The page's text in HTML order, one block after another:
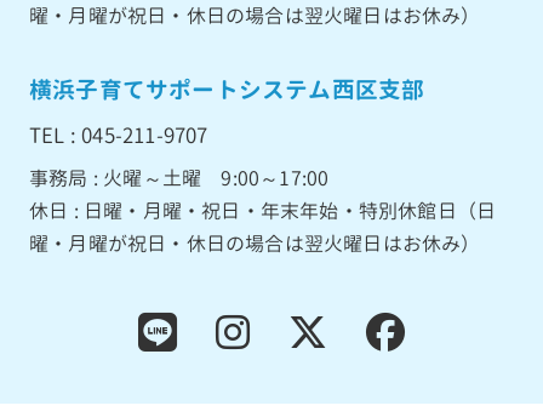
曜・月曜が祝日・休日の場合は翌火曜日はお休み）
横浜子育てサポートシステム西区支部
TEL : 045-211-9707
事務局 : 火曜～土曜 9:00～17:00
休日 : 日曜・月曜・祝日・年末年始・特別休館日（日
曜・月曜が祝日・休日の場合は翌火曜日はお休み）